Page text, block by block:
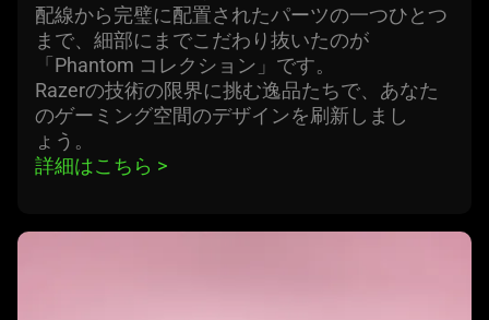
配線から完璧に配置されたパーツの一つひとつ
まで、細部にまでこだわり抜いたのが
「Phantom コレクション」です。
Razerの技術の限界に挑む逸品たちで、あなた
のゲーミング空間のデザインを刷新しまし
ょう 。
詳細はこちら >
learn